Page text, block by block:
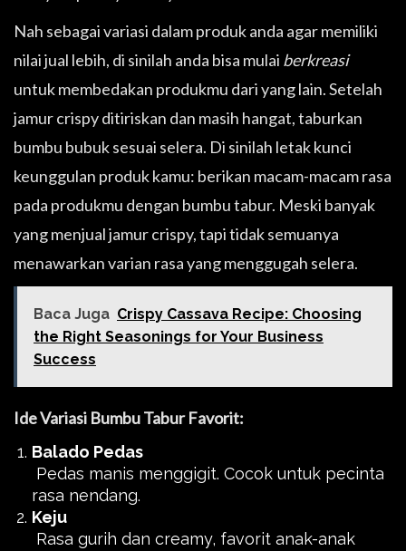
Nah sebagai variasi dalam produk anda agar memiliki
nilai jual lebih, di sinilah anda bisa mulai berkreasi
untuk membedakan produkmu dari yang lain. Setelah
jamur crispy ditiriskan dan masih hangat, taburkan
bumbu bubuk sesuai selera. Di sinilah letak kunci
keunggulan produk kamu: berikan macam-macam rasa
pada produkmu dengan bumbu tabur. Meski banyak
yang menjual jamur crispy, tapi tidak semuanya
menawarkan varian rasa yang menggugah selera.
Baca Juga Crispy Cassava Recipe: Choosing
the Right Seasonings for Your Business
Success
Ide Variasi Bumbu Tabur Favorit:
Balado Pedas
Pedas manis menggigit. Cocok untuk pecinta
rasa nendang.
Keju
Rasa gurih dan creamy, favorit anak-anak